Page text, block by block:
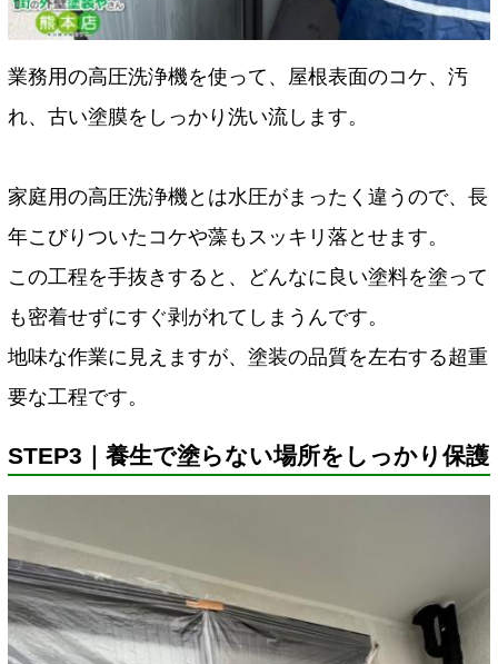
業務用の高圧洗浄機を使って、屋根表面のコケ、汚
れ、古い塗膜をしっかり洗い流します。
家庭用の高圧洗浄機とは水圧がまったく違うので、長
年こびりついたコケや藻もスッキリ落とせます。
この工程を手抜きすると、どんなに良い塗料を塗って
も密着せずにすぐ剥がれてしまうんです。
地味な作業に見えますが、塗装の品質を左右する超重
要な工程です。
STEP3｜養生で塗らない場所をしっかり保護